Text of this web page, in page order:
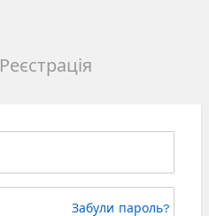
Реєстрація
Забули пароль?